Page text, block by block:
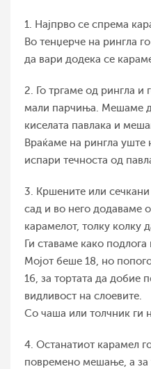
1. Најпрво се спрема
Во тенџерче на рингла
да вари додека се
2. Го тргаме од рингла и
мали парчиња. Мешаме
киселата павлака и
Враќаме на рингла уште
испари течноста од
3. Кршените или
сад и во него додаваме
карамелот, толку колку
Ги ставаме како
Мојот беше 18, но
16, за тортата да добие
видливост на слоевите.
Со чаша или толчник ги
4. Останатиот карамел
повремено мешање, а